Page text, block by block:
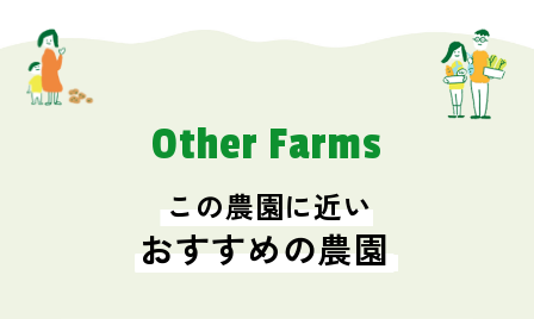
Other Farms
この農園に近い
おすすめの農園